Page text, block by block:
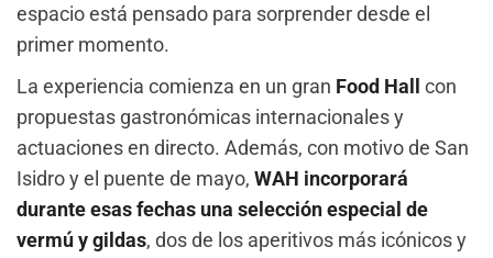
espacio está pensado para sorprender desde el
primer momento.
La experiencia comienza en un gran Food Hall con
propuestas gastronómicas internacionales y
actuaciones en directo. Además, con motivo de San
Isidro y el puente de mayo, WAH incorporará
durante esas fechas una selección especial de
vermú y gildas, dos de los aperitivos más icónicos y